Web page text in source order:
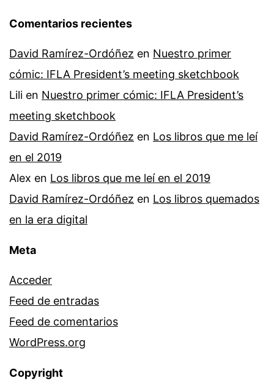
Comentarios recientes
David Ramírez-Ordóñez en Nuestro primer
cómic: IFLA President’s meeting sketchbook
Lili en Nuestro primer cómic: IFLA President’s
meeting sketchbook
David Ramírez-Ordóñez en Los libros que me leí
en el 2019
Alex en Los libros que me leí en el 2019
David Ramírez-Ordóñez en Los libros quemados
en la era digital
Meta
Acceder
Feed de entradas
Feed de comentarios
WordPress.org
Copyright